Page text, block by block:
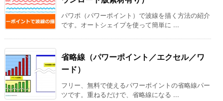
パワポ（パワーポイント）で波線を描く方法の紹介
です。オートシェイプを使って簡単に ...
省略線（パワーポイント／エクセル／ワ
ード）
フリー、無料で使えるパワーポイントの省略線パー
ツです。重ねるだけで、省略線になる ...